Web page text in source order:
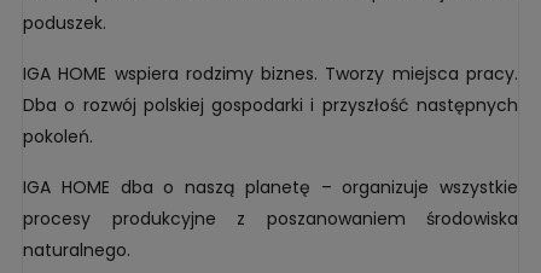
poduszek.
IGA HOME wspiera rodzimy biznes. Tworzy miejsca pracy.
Dba o rozwój polskiej gospodarki i przyszłość następnych
pokoleń.
IGA HOME dba o naszą planetę – organizuje wszystkie
procesy produkcyjne z poszanowaniem środowiska
naturalnego.